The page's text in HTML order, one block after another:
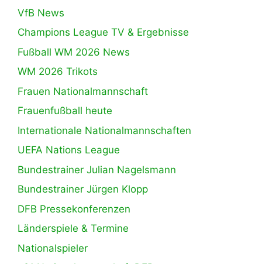
VfB News
Champions League TV & Ergebnisse
Fußball WM 2026 News
WM 2026 Trikots
Frauen Nationalmannschaft
Frauenfußball heute
Internationale Nationalmannschaften
UEFA Nations League
Bundestrainer Julian Nagelsmann
Bundestrainer Jürgen Klopp
DFB Pressekonferenzen
Länderspiele & Termine
Nationalspieler